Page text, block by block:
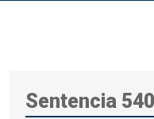
Sentencia